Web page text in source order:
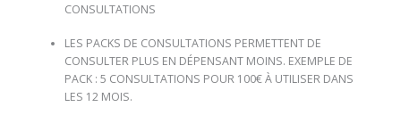
CONSULTATIONS
LES PACKS DE CONSULTATIONS PERMETTENT DE
CONSULTER PLUS EN DÉPENSANT MOINS. EXEMPLE DE
PACK : 5 CONSULTATIONS POUR 100€ À UTILISER DANS
LES 12 MOIS.